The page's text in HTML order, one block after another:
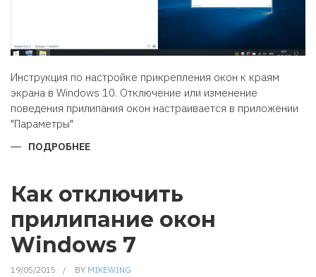
Инструкция по настройке прикрепления окон к краям
экрана в Windows 10. Отключение или изменение
поведения прилипания окон настраивается в приложении
"Параметры"
ПОДРОБНЕЕ
В
WINDOWS
10
Как отключить
прилипание окон
Windows 7
19/05/2015 BY MIKEWING